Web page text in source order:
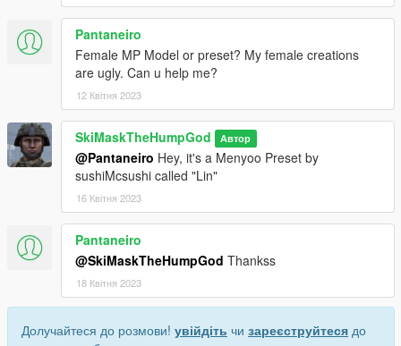
Pantaneiro
Female MP Model or preset? My female creations
are ugly. Can u help me?
12 Квітня 2023
SkiMaskTheHumpGod Автор
@Pantaneiro Hey, it's a Menyoo Preset by
sushiMcsushi called "Lin"
16 Квітня 2023
Pantaneiro
@SkiMaskTheHumpGod Thankss
18 Квітня 2023
Долучайтеся до розмови! увійдіть чи зареєструйтеся до